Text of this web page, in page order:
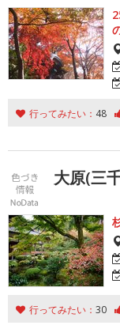
行ってみたい： 48
大原(三
行ってみたい： 30